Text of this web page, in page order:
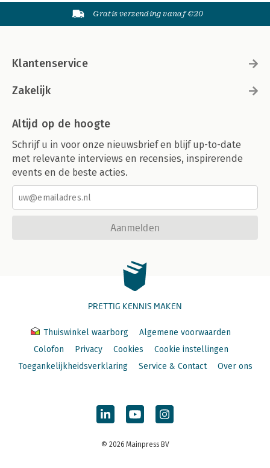
Gratis verzending vanaf €20
Klantenservice
Zakelijk
Altijd op de hoogte
Schrijf u in voor onze nieuwsbrief en blijf up-to-date
met relevante interviews en recensies, inspirerende
events en de beste acties.
Aanmelden
PRETTIG KENNIS MAKEN
Thuiswinkel waarborg
Algemene voorwaarden
Colofon
Privacy Cookies
Cookie instellingen
Toegankelijkheidsverklaring
Service & Contact Over ons
© 2026 Mainpress BV